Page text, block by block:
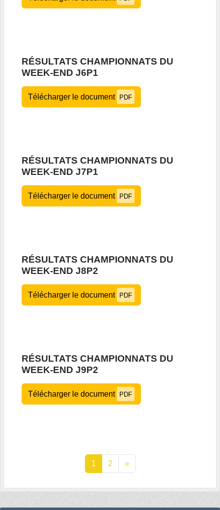
RÉSULTATS CHAMPIONNATS DU
WEEK-END J6P1
Télécharger le document PDF
RÉSULTATS CHAMPIONNATS DU
WEEK-END J7P1
Télécharger le document PDF
RÉSULTATS CHAMPIONNATS DU
WEEK-END J8P2
Télécharger le document PDF
RÉSULTATS CHAMPIONNATS DU
WEEK-END J9P2
Télécharger le document PDF
1 2 »